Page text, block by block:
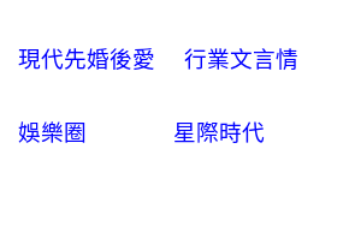
現代先婚後愛 行業文言情
娛樂圈 星際時代